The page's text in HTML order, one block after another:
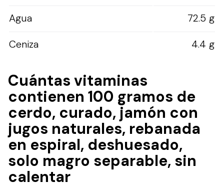
Agua
72.5 g
Ceniza
4.4 g
Cuántas vitaminas
contienen 100 gramos de
cerdo, curado, jamón con
jugos naturales, rebanada
en espiral, deshuesado,
solo magro separable, sin
calentar